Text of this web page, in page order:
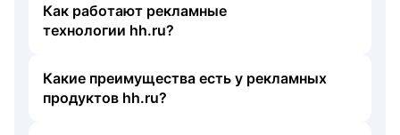
Как работают рекламные
технологии hh.ru?
Какие преимущества есть у рекламных
продуктов hh.ru?